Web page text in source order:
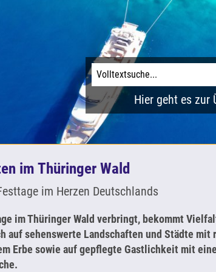
Hier geht es zur
im Thüringer Wald
im Herzen Deutschlands
im Thüringer Wald verbringt, bekommt
auf sehenswerte Landschaften und Städte mit
Erbe sowie auf gepflegte Gastlichkeit mit